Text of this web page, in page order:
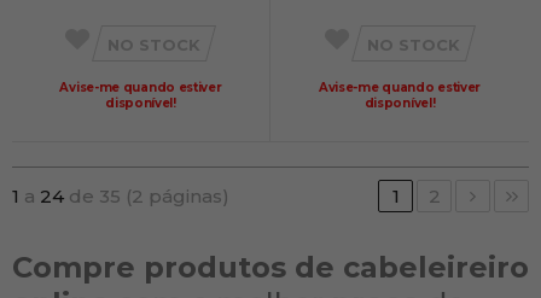
NO STOCK
Avise-me quando estiver
disponível!
NO STOCK
Avise-me quando estiver
disponível!
1 a 24 de 35 (2 páginas) 1 2
Compre produtos de cabeleireiro